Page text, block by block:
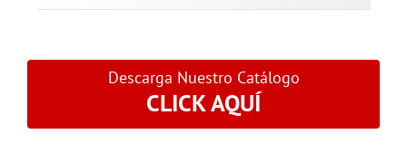
Descarga Nuestro Catálogo
CLICK AQUÍ